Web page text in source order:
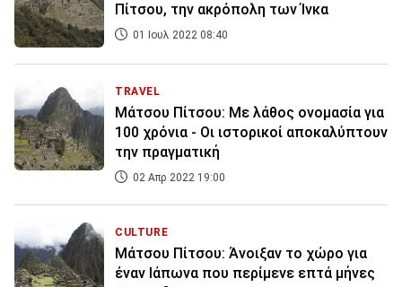
Πίτσου, την ακρόπολη των Ίνκα
01 Ιουλ 2022 08:40
TRAVEL
Μάτσου Πίτσου: Με λάθος ονομασία για
100 χρόνια - Οι ιστορικοί αποκαλύπτουν
την πραγματική
02 Απρ 2022 19:00
CULTURE
Μάτσου Πίτσου: Άνοιξαν το χώρο για
έναν Ιάπωνα που περίμενε επτά μήνες